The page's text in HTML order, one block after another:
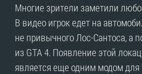
Многие зрители заметили
В видео игрок едет на
не привычного Лос-Сантоса, а
из GTA 4. Появление этой
является еще одним модом для